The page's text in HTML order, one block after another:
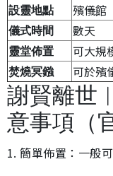
設靈地點
殯儀館
儀式時間 數天
靈堂佈置 可大規
焚燒冥鏹 可於殯
謝賢離世
意事項（
1. 簡單佈置：一般